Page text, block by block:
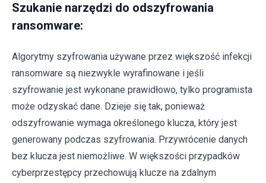
Szukanie narzędzi do odszyfrowania
ransomware:
Algorytmy szyfrowania używane przez większość infekcji
ransomware są niezwykle wyrafinowane i jeśli
szyfrowanie jest wykonane prawidłowo, tylko programista
może odzyskać dane. Dzieje się tak, ponieważ
odszyfrowanie wymaga określonego klucza, który jest
generowany podczas szyfrowania. Przywrócenie danych
bez klucza jest niemożliwe. W większości przypadków
cyberprzestępcy przechowują klucze na zdalnym